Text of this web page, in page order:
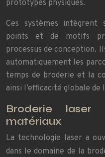
prototypes physiques.
Ces systèmes intègrent
points et de motifs
processus de conception.
automatiquement les
temps de broderie et la
ainsi l’efficacité globale de
Broderie laser
matériaux
La technologie laser a
dans le domaine de la